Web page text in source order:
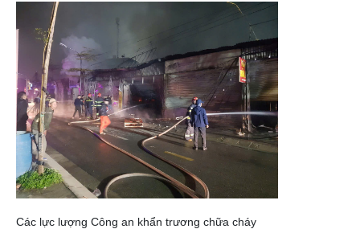
Các lực lượng Công an khẩn trương chữa cháy